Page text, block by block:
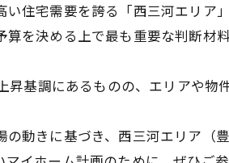
住宅需要を誇る「西三河エリ
を決める上で最も重要な判断材料
基調にあるものの、エリアや物
動きに基づき、西三河エリア